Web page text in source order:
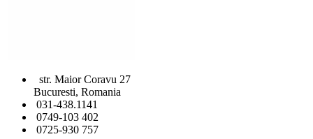
str. Maior Coravu 27
Bucuresti, Romania
031-438.1141
0749-103 402
0725-930 757